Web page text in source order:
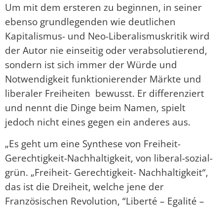
Um mit dem ersteren zu beginnen, in seiner
ebenso grundlegenden wie deutlichen
Kapitalismus- und Neo-Liberalismuskritik wird
der Autor nie einseitig oder verabsolutierend,
sondern ist sich immer der Würde und
Notwendigkeit funktionierender Märkte und
liberaler Freiheiten bewusst. Er differenziert
und nennt die Dinge beim Namen, spielt
jedoch nicht eines gegen ein anderes aus.
„Es geht um eine Synthese von Freiheit-
Gerechtigkeit-Nachhaltigkeit, von liberal-sozial-
grün. „Freiheit- Gerechtigkeit- Nachhaltigkeit“,
das ist die Dreiheit, welche jene der
Französischen Revolution, “Liberté – Egalité –